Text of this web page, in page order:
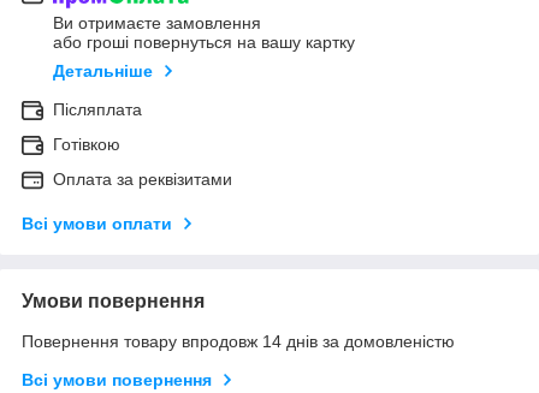
Ви отримаєте замовлення
або гроші повернуться на вашу картку
Детальніше
Післяплата
Готівкою
Оплата за реквізитами
Всі умови оплати
Умови повернення
Повернення товару впродовж 14 днів за домовленістю
Всі умови повернення